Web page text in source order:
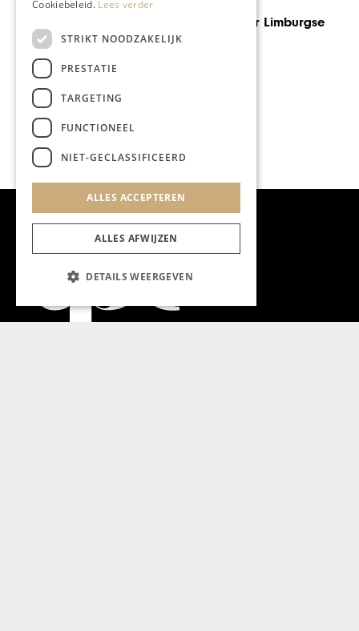
Speurtocht naar Limburgse
truffels
Cookiebeleid. Lees verder
STRIKT NOODZAKELIJK
PRESTATIE
TARGETING
FUNCTIONEEL
NIET-GECLASSIFICEERD
ALLES ACCEPTEREN
ALLES AFWIJZEN
DETAILS WEERGEVEN